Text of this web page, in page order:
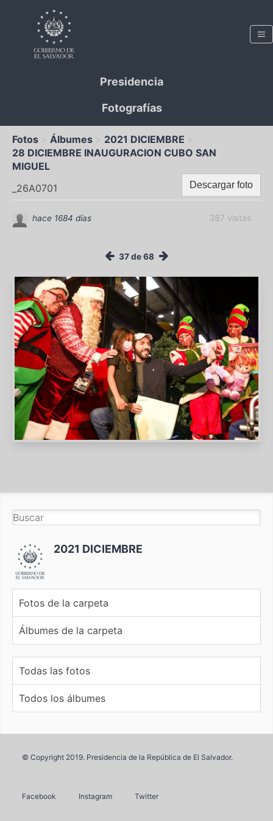
Presidencia
Fotografías
Fotos Álbumes
2021 DICIEMBRE
28 DICIEMBRE INAUGURACION CUBO SAN
MIGUEL
Descargar foto
_26A0701
387 vistas
hace 1684 días
37 de 68
2021 DICIEMBRE
Fotos de la carpeta
Álbumes de la carpeta
Todas las fotos
Todos los álbumes
© Copyright 2019. Presidencia de la República de El Salvador.
Facebook Instagram Twitter